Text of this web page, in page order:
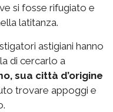
si fosse rifugiato e
latitanza.
astigiani hanno
di cercarlo a
sua città d’origine
trovare appoggi e